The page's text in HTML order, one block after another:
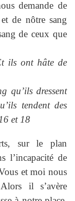
demande de
de nôtre sang
de ceux que
ils ont hâte de
qu’ils dressent
tendent des
18
sur le plan
l’incapacité de
et moi nous
il s’avère